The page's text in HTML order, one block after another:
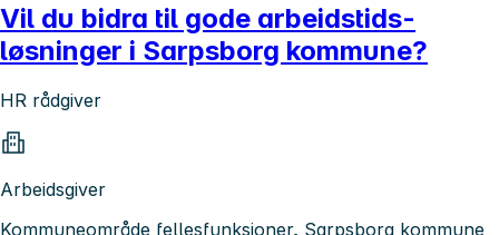
Vil du bidra til gode arbeidstids-
løsninger i Sarpsborg kommune?
HR rådgiver
Arbeidsgiver
Kommuneområde fellesfunksjoner, Sarpsborg kommune